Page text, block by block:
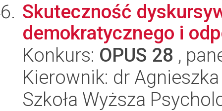
Skuteczność
demokratycznego i
Konkurs: OPUS 28 ,
Kierownik: dr
Szkoła Wyższa